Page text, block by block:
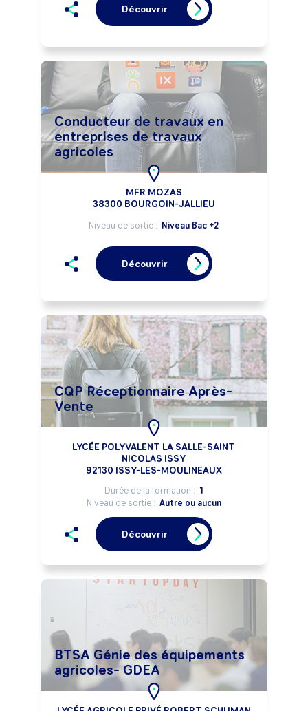
Découvrir
Conducteur de travaux en
entreprises de travaux
agricoles
MFR MOZAS
38300 BOURGOIN-JALLIEU
Niveau de sortie : Niveau Bac +2
Découvrir
CQP Réceptionnaire Après-
Vente
LYCÉE POLYVALENT LA SALLE-SAINT
NICOLAS ISSY
92130 ISSY-LES-MOULINEAUX
Durée de la formation : 1
Niveau de sortie : Autre ou aucun
Découvrir
BTSA Génie des équipements
agricoles- GDEA